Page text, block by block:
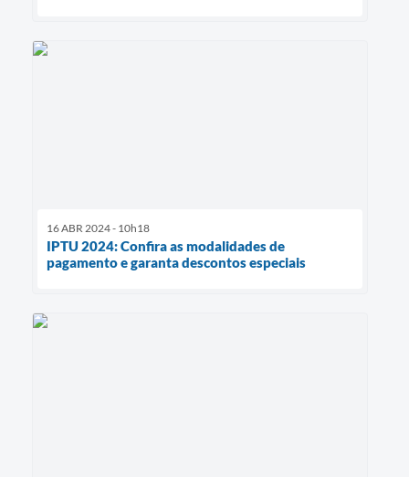
16 ABR 2024 - 10h18
IPTU 2024: Confira as modalidades de
pagamento e garanta descontos especiais